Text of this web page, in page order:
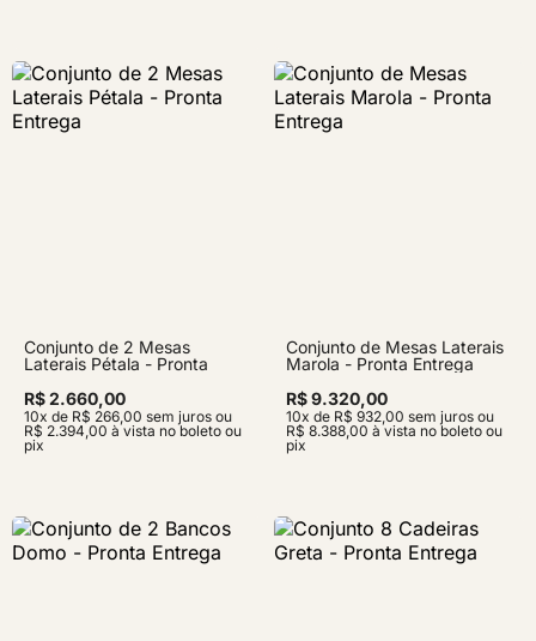
Conjunto de 2 Mesas
Laterais Pétala - Pronta
R$ 2.660,00
10x de R$ 266,00 sem juros ou
R$ 2.394,00 à vista no boleto ou
pix
Conjunto de Mesas Laterais
Marola - Pronta Entrega
R$ 9.320,00
10x de R$ 932,00 sem juros ou
R$ 8.388,00 à vista no boleto ou
pix